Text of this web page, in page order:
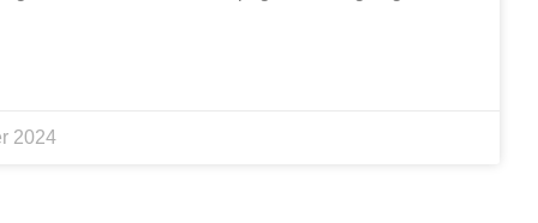
2024